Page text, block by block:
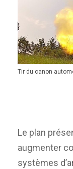
Tir du canon
Le plan
augmenter
systèmes